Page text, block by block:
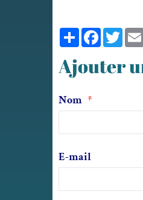
PartagerFacebook
Ajouter
Nom
E-mail